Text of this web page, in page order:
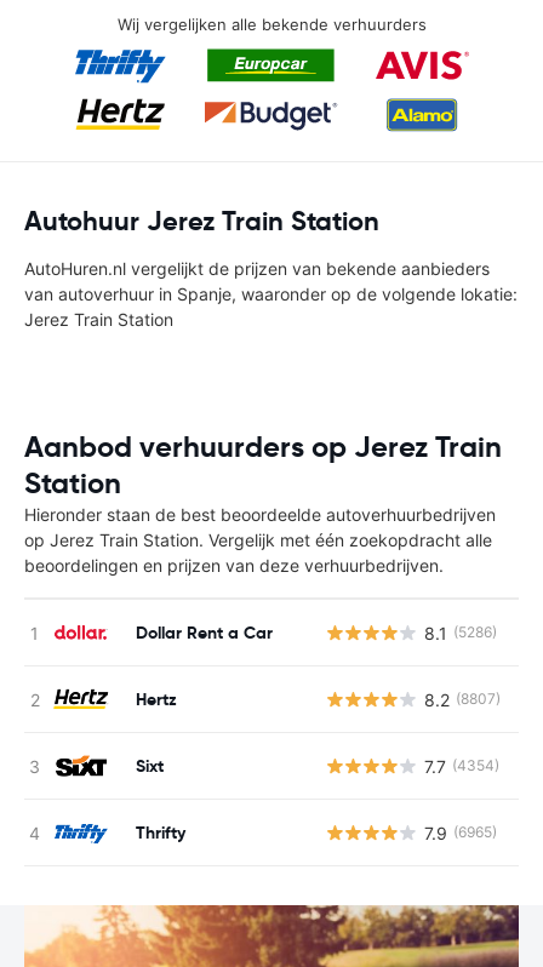
Wij vergelijken alle bekende verhuurders
Autohuur Jerez Train Station
AutoHuren.nl vergelijkt de prijzen van bekende aanbieders
van autoverhuur in Spanje, waaronder op de volgende lokatie:
Jerez Train Station
Aanbod verhuurders op Jerez Train
Station
Hieronder staan de best beoordeelde autoverhuurbedrijven
op Jerez Train Station. Vergelijk met één zoekopdracht alle
beoordelingen en prijzen van deze verhuurbedrijven.
Dollar Rent a Car 8.1 (5286)
Hertz 8.2 (8807)
Sixt 7.7 (4354)
Thrifty 7.9 (6965)